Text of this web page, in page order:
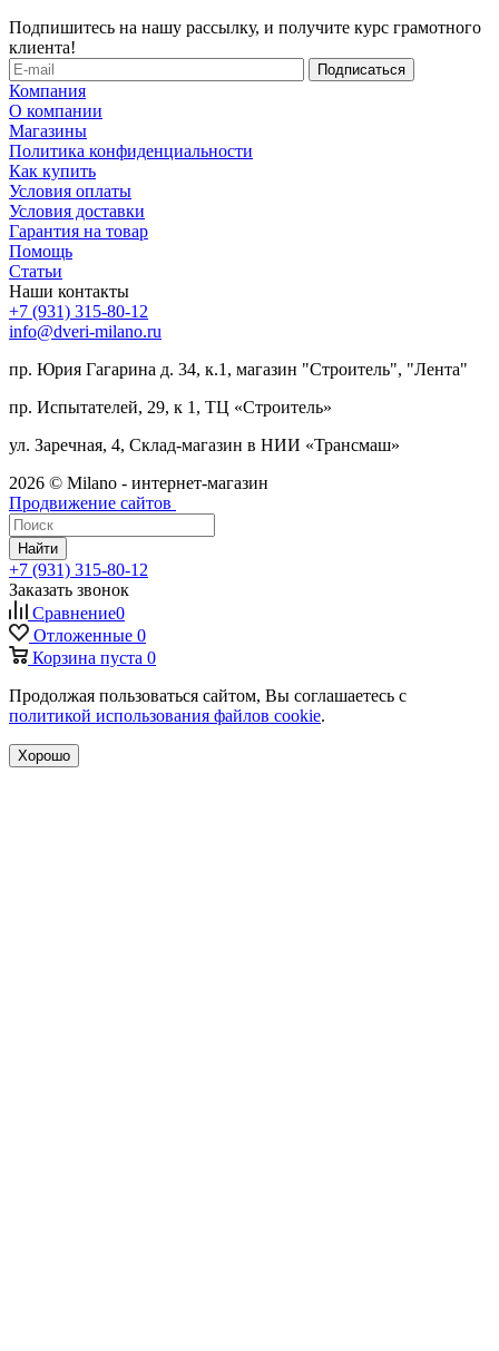
Подпишитесь на нашу рассылку, и получите курс грамотного
клиента!
Компания
О компании
Магазины
Политика конфиденциальности
Как купить
Условия оплаты
Условия доставки
Гарантия на товар
Помощь
Статьи
Наши контакты
+7 (931) 315-80-12
info@dveri-milano.ru
пр. Юрия Гагарина д. 34, к.1, магазин "Строитель", "Лента"
пр. Испытателей, 29, к 1, ТЦ «Строитель»
ул. Заречная, 4, Склад-магазин в НИИ «Трансмаш»
2026 © Milano - интернет-магазин
Продвижение сайтов
Найти
+7 (931) 315-80-12
Заказать звонок
Сравнение0
Отложенные 0
Корзина пуста 0
Продолжая пользоваться сайтом, Вы соглашаетесь с
политикой использования файлов cookie.
Хорошо